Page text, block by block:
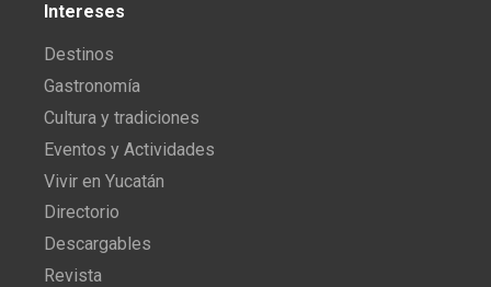
Intereses
Destinos
Gastronomía
Cultura y tradiciones
Eventos y Actividades
Vivir en Yucatán
Directorio
Descargables
Revista